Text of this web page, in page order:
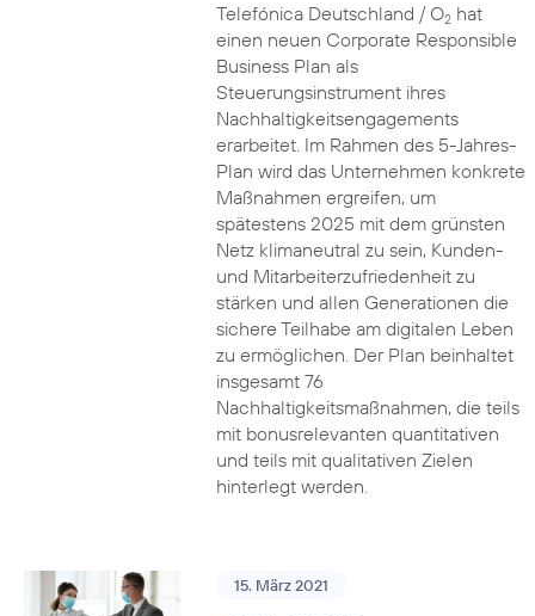
Telefónica Deutschland / O2hat
einen neuen Corporate Responsible
Business Plan als
Steuerungsinstrument ihres
Nachhaltigkeitsengagements
erarbeitet. Im Rahmen des 5-Jahres-
Plan wird das Unternehmen konkrete
Maßnahmen ergreifen, um
spätestens 2025 mit dem grünsten
Netz klimaneutral zu sein, Kunden-
und Mitarbeiterzufriedenheit zu
stärken und allen Generationen die
sichere Teilhabe am digitalen Leben
zu ermöglichen. Der Plan beinhaltet
insgesamt 76
Nachhaltigkeitsmaßnahmen, die teils
mit bonusrelevanten quantitativen
und teils mit qualitativen Zielen
hinterlegt werden.
15. März 2021